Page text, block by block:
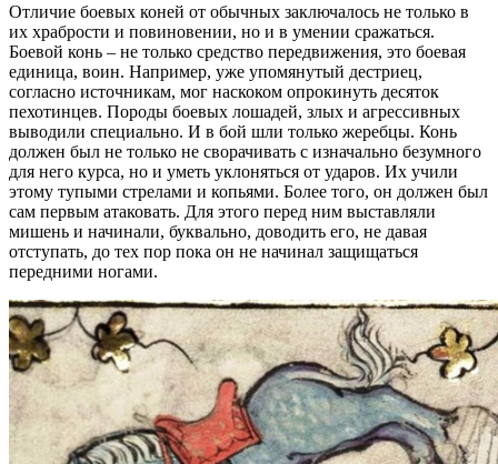
Отличие боевых коней от обычных заключалось не только в
их храбрости и повиновении, но и в умении сражаться.
Боевой конь – не только средство передвижения, это боевая
единица, воин. Например, уже упомянутый дестриец,
согласно источникам, мог наскоком опрокинуть десяток
пехотинцев. Породы боевых лошадей, злых и агрессивных
выводили специально. И в бой шли только жеребцы. Конь
должен был не только не сворачивать с изначально безумного
для него курса, но и уметь уклоняться от ударов. Их учили
этому тупыми стрелами и копьями. Более того, он должен был
сам первым атаковать. Для этого перед ним выставляли
мишень и начинали, буквально, доводить его, не давая
отступать, до тех пор пока он не начинал защищаться
передними ногами.